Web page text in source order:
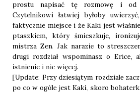
prostu napisać tę rozmowę i od
Czytelnikowi łatwiej byłoby
faktycznie miejsce i że Kaki jest
ptaszkiem, który śmieszkuje,
mistrza Zen. Jak narazie to
drugi rozdział wspominasz o Erice,
istnienie i nic więcej.
[Update: Przy dziesiątym rozdziale
po co w ogóle jest Kaki, skoro